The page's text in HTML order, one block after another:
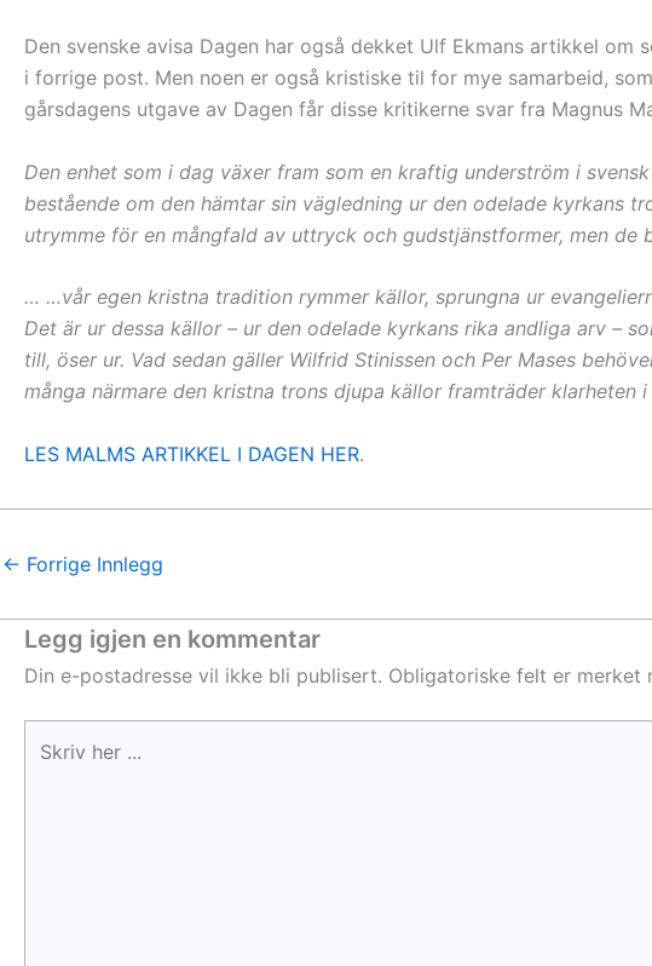
Den svenske avisa Dagen har også dekket Ulf Ekmans artikkel
i forrige post. Men noen er også kristiske til for mye samarbeid,
gårsdagens utgave av Dagen får disse kritikerne svar fra Magnus
Den enhet som i dag växer fram som en kraftig underström i
bestående om den hämtar sin vägledning ur den odelade kyrkans
utrymme för en mångfald av uttryck och gudstjänstformer, men
… …vår egen kristna tradition rymmer källor, sprungna ur
Det är ur dessa källor – ur den odelade kyrkans rika andliga arv –
till, öser ur. Vad sedan gäller Wilfrid Stinissen och Per Mases
många närmare den kristna trons djupa källor framträder klarheten
LES MALMS ARTIKKEL I DAGEN HER.
← Forrige Innlegg
Legg igjen en kommentar
Din e-postadresse vil ikke bli publisert. Obligatoriske felt er merket
her